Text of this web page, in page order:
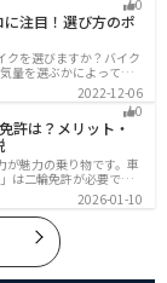
なります。
0
注目！選び方のポ
クを選びますか？バイク
量を選ぶかによって今
なので、初めての愛車
ではそんなバイク選び
す。
2022-12-06
0
許は？メリット・
魅力の乗り物です。車
は二輪免許が必要です
自動車免許で運転で
維持費はバイク並みです
により異なるため、事
2026-01-10